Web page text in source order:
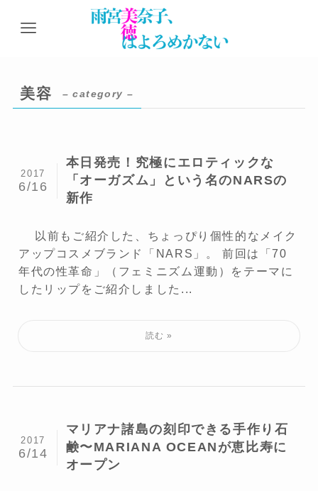
美容 – category –
本日発売！究極にエロティックな
「オーガズム」という名のNARSの
新作
2017
6/16
以前もご紹介した、ちょっぴり個性的なメイク
アップコスメブランド「NARS」。 前回は「70
年代の性革命」（フェミニズム運動）をテーマに
したリップをご紹介しました...
マリアナ諸島の刻印できる手作り石
鹸〜MARIANA OCEANが恵比寿に
オープン
2017
6/14